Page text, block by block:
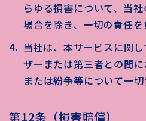
らゆる損害について、当
場合を除き、一切の責任を
当社は、本サービスに関
ザーまたは第三者との間
または紛争等について一切
第12条（損害賠償）